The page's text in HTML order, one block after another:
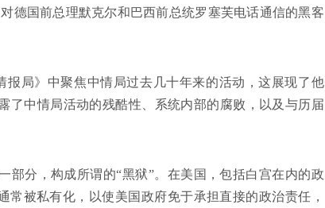
德国前总理默克尔和巴西前总统罗塞芙电话通信的黑客
局》中聚焦中情局过去几十年来的活动，这展现了他
了中情局活动的残酷性、系统内部的腐败，以及与历届
部分，构成所谓的“黑狱”。在美国，包括白宫在内的政
被私有化，以使美国政府免于承担直接的政治责任，